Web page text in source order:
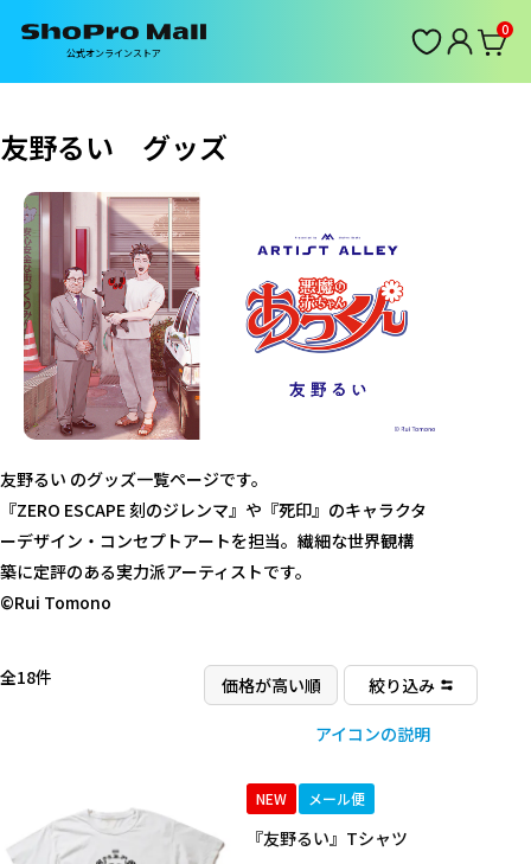
公式オンラインストア
0
友野るい グッズ
友野るい のグッズ一覧ページです。
『ZERO ESCAPE 刻のジレンマ』や『死印』のキャラクタ
ーデザイン・コンセプトアートを担当。繊細な世界観構
築に定評のある実力派アーティストです。
©Rui Tomono
全18件 絞り込み
アイコンの説明
NEW メール便
『友野るい』Tシャツ